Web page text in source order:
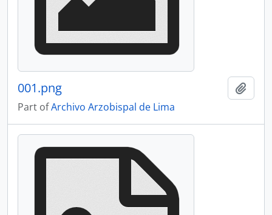
001.png
Part ofArchivo Arzobispal de Lima